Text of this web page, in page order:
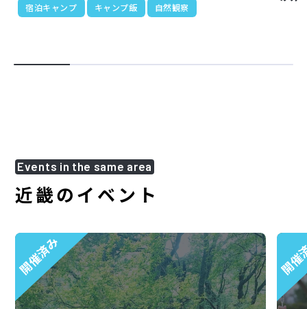
宿泊キャンプ キャンプ飯 自然観察
Events in the same area
近畿のイベント
開催済み 開